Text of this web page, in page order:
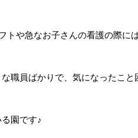
や急なお子さんの看護の際
職員ばかりで、気になったこ
園です♪